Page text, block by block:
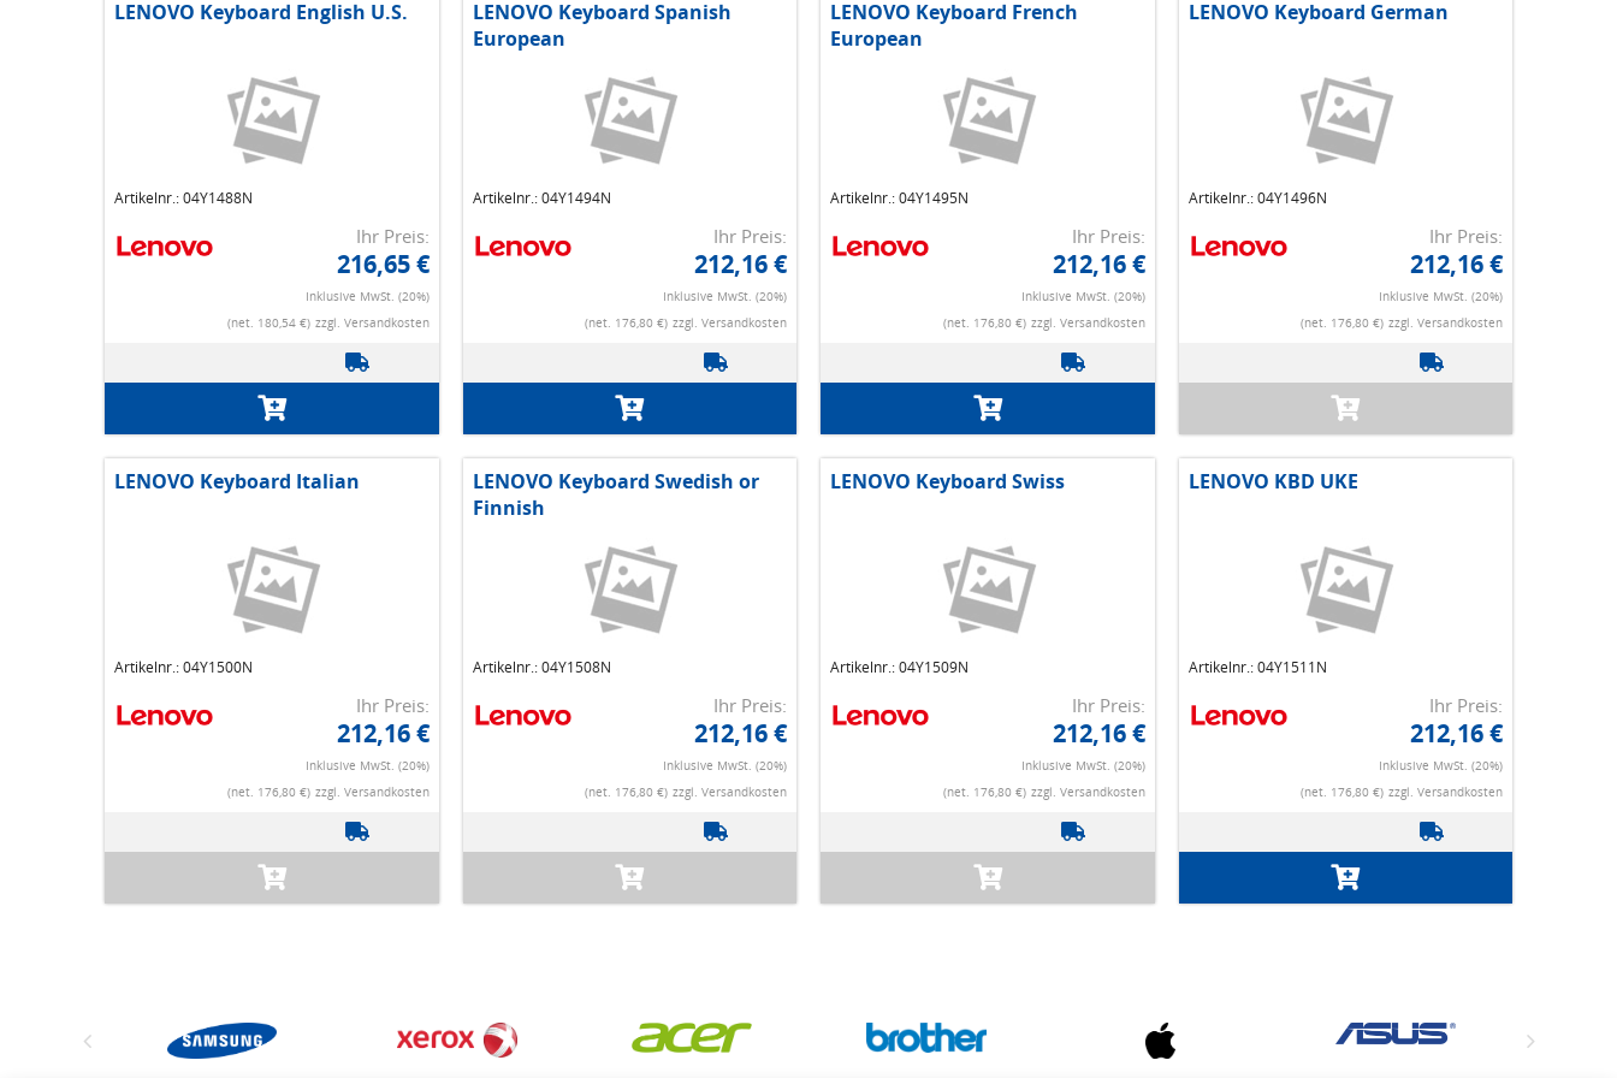
LENOVO Keyboard English U.S.
Artikelnr.: 04Y1488N
Ihr Preis:
216,65 €
Inklusive MwSt. (20%)
(net. 180,54 €) zzgl. Versandkosten
LENOVO Keyboard Spanish
European
Artikelnr.: 04Y1494N
Ihr Preis:
212,16 €
Inklusive MwSt. (20%)
(net. 176,80 €) zzgl. Versandkosten
LENOVO Keyboard French
European
Artikelnr.: 04Y1495N
Ihr Preis:
212,16 €
Inklusive MwSt. (20%)
(net. 176,80 €) zzgl. Versandkosten
LENOVO Keyboard German
Artikelnr.: 04Y1496N
Ihr Preis:
212,16 €
Inklusive MwSt. (20%)
(net. 176,80 €) zzgl. Versandkosten
LENOVO Keyboard Italian
Artikelnr.: 04Y1500N
Ihr Preis:
212,16 €
Inklusive MwSt. (20%)
(net. 176,80 €) zzgl. Versandkosten
LENOVO Keyboard Swedish or
Finnish
Artikelnr.: 04Y1508N
Ihr Preis:
212,16 €
Inklusive MwSt. (20%)
(net. 176,80 €) zzgl. Versandkosten
LENOVO Keyboard Swiss
Artikelnr.: 04Y1509N
Ihr Preis:
212,16 €
Inklusive MwSt. (20%)
(net. 176,80 €) zzgl. Versandkosten
LENOVO KBD UKE
Artikelnr.: 04Y1511N
Ihr Preis:
212,16 €
Inklusive MwSt. (20%)
(net. 176,80 €) zzgl. Versandkosten